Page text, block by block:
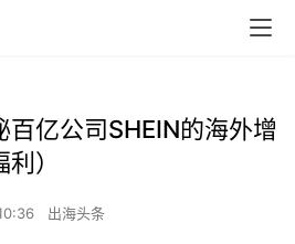
亿公司SHEIN的海外增
）
出海头条